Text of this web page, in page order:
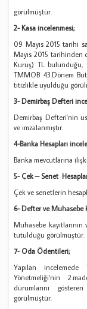
görülmüştür.
2- Kasa incelenmesi;
09 Mayıs 2015 tarihi
Mayıs 2015 tarihinden
Kuruş) TL bulunduğu,
TMMOB 43.Dönem
titizlikle uyulduğu
3- Demirbaş Defteri
Demirbaş Defteri'nin
ve imzalanmıştır.
4-Banka Hesapları
Banka mevcutlarına
5- Çek – Senet
Çek ve senetlerin
6- Defter ve Muhasebe
Muhasebe
tutulduğu görülmüştür.
7- Oda Ödentileri;
Yapılan
Yönetmeliği’nin
durumlarını
görülmüştür.